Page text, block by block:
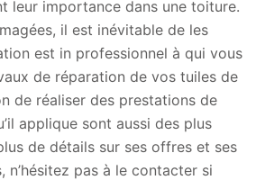
leur importance dans une toiture.
il est inévitable de les
est in professionnel à qui vous
de réparation de vos tuiles de
de réaliser des prestations de
applique sont aussi des plus
de détails sur ses offres et ses
pas à le contacter si